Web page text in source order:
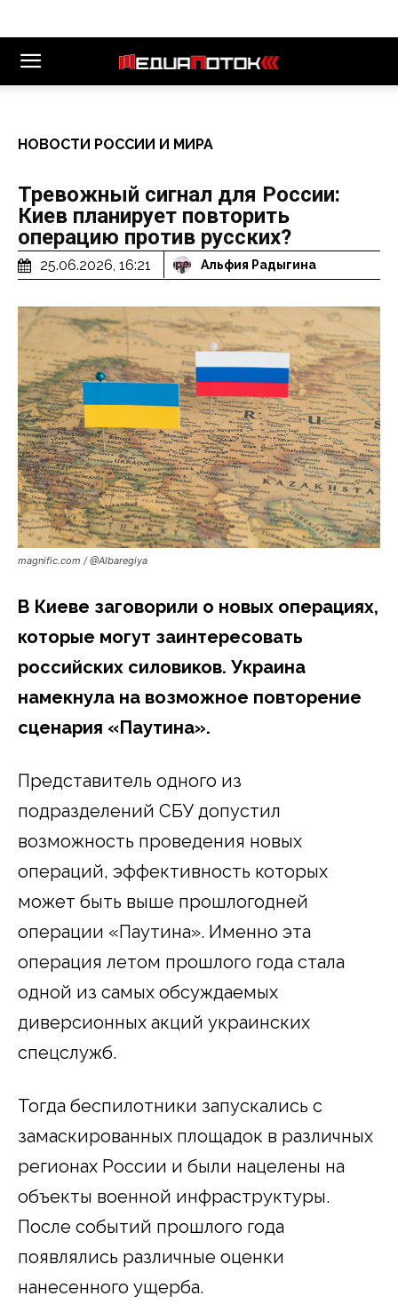
НОВОСТИ РОССИИ И МИРА
Тревожный сигнал для России:
Киев планирует повторить
операцию против русских?
25.06.2026, 16:21 Альфия Радыгина
magnific.com / @Albaregiya
В Киеве заговорили о новых операциях,
которые могут заинтересовать
российских силовиков. Украина
намекнула на возможное повторение
сценария «Паутина».
Представитель одного из
подразделений СБУ допустил
возможность проведения новых
операций, эффективность которых
может быть выше прошлогодней
операции «Паутина». Именно эта
операция летом прошлого года стала
одной из самых обсуждаемых
диверсионных акций украинских
спецслужб.
Тогда беспилотники запускались с
замаскированных площадок в различных
регионах России и были нацелены на
объекты военной инфраструктуры.
После событий прошлого года
появлялись различные оценки
нанесенного ущерба.